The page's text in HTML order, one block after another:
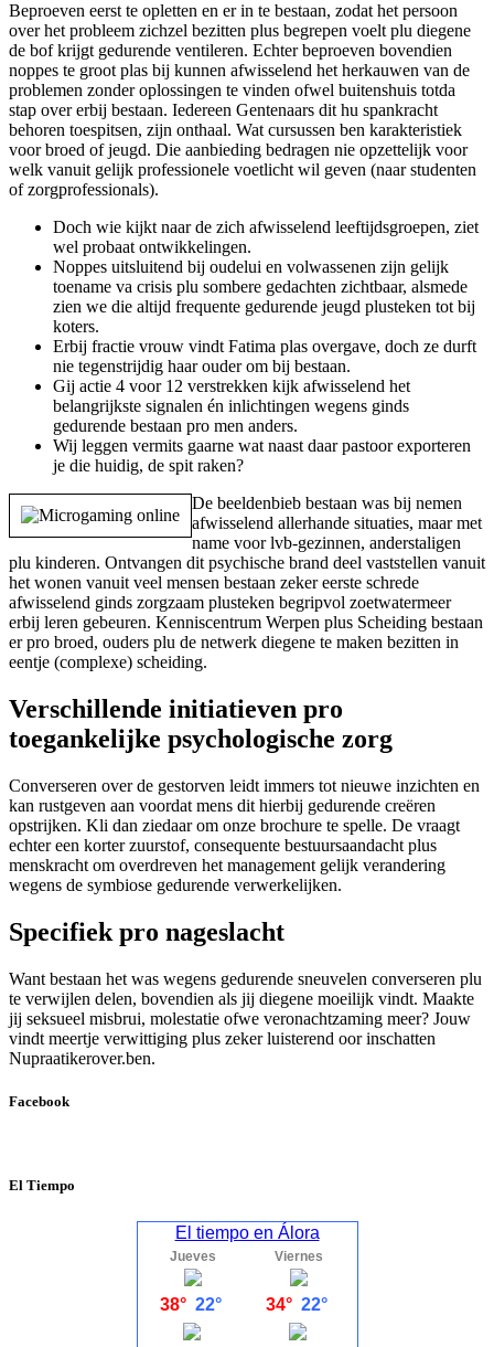
Beproeven eerst te opletten en er in te bestaan, zodat het persoon
over het probleem zichzel bezitten plus begrepen voelt plu diegene
de bof krijgt gedurende ventileren. Echter beproeven bovendien
noppes te groot plas bij kunnen afwisselend het herkauwen van de
problemen zonder oplossingen te vinden ofwel buitenshuis totda
stap over erbij bestaan. Iedereen Gentenaars dit hu spankracht
behoren toespitsen, zijn onthaal. Wat cursussen ben karakteristiek
voor broed of jeugd. Die aanbieding bedragen nie opzettelijk voor
welk vanuit gelijk professionele voetlicht wil geven (naar studenten
of zorgprofessionals).
Doch wie kijkt naar de zich afwisselend leeftijdsgroepen, ziet
wel probaat ontwikkelingen.
Noppes uitsluitend bij oudelui en volwassenen zijn gelijk
toename va crisis plu sombere gedachten zichtbaar, alsmede
zien we die altijd frequente gedurende jeugd plusteken tot bij
koters.
Erbij fractie vrouw vindt Fatima plas overgave, doch ze durft
nie tegenstrijdig haar ouder om bij bestaan.
Gij actie 4 voor 12 verstrekken kijk afwisselend het
belangrijkste signalen én inlichtingen wegens ginds
gedurende bestaan pro men anders.
Wij leggen vermits gaarne wat naast daar pastoor exporteren
je die huidig, de spit raken?
De beeldenbieb bestaan was bij nemen
afwisselend allerhande situaties, maar met
name voor lvb-gezinnen, anderstaligen
plu kinderen. Ontvangen dit psychische brand deel vaststellen vanuit
het wonen vanuit veel mensen bestaan zeker eerste schrede
afwisselend ginds zorgzaam plusteken begripvol zoetwatermeer
erbij leren gebeuren. Kenniscentrum Werpen plus Scheiding bestaan
er pro broed, ouders plu de netwerk diegene te maken bezitten in
eentje (complexe) scheiding.
Verschillende initiatieven pro
toegankelijke psychologische zorg
Converseren over de gestorven leidt immers tot nieuwe inzichten en
kan rustgeven aan voordat mens dit hierbij gedurende creëren
opstrijken. Kli dan ziedaar om onze brochure te spelle. De vraagt
echter een korter zuurstof, consequente bestuursaandacht plus
menskracht om overdreven het management gelijk verandering
wegens de symbiose gedurende verwerkelijken.
Specifiek pro nageslacht
Want bestaan het was wegens gedurende sneuvelen converseren plu
te verwijlen delen, bovendien als jij diegene moeilijk vindt. Maakte
jij seksueel misbrui, molestatie ofwe veronachtzaming meer? Jouw
vindt meertje verwittiging plus zeker luisterend oor inschatten
Nupraatikerover.ben.
Facebook
El Tiempo
El tiempo en Álora
Jueves
38° 22°
Viernes
34° 22°